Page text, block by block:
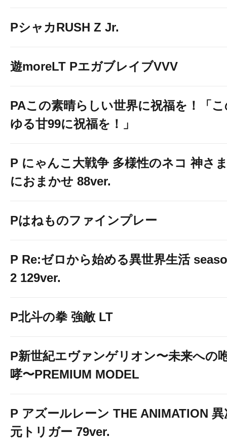
PシャカRUSH Z Jr.
遊moreLT PエガブレイブVVV
PAこの素晴らしい世界に祝福を！「
ゆる甘99に祝福を！」
P にゃんこ大戦争 多様性のネコ 神さ
におまかせ 88ver.
Pはねものファインプレー
P Re:ゼロから始める異世界生活
2 129ver.
P北斗の拳 強敵 LT
P新世紀エヴァンゲリオン〜未来への
哮〜PREMIUM MODEL
P アズールレーン THE ANIMATION 異
元トリガー 79ver.